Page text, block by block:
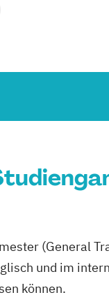
(General
und im
können.